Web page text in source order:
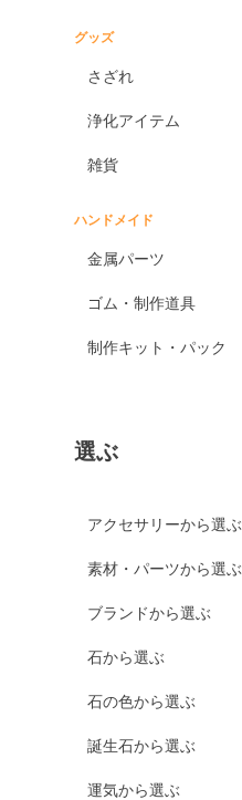
グッズ
さざれ
浄化アイテム
雑貨
ハンドメイド
金属パーツ
ゴム・制作道具
制作キット・パック
選ぶ
アクセサリーから選ぶ
素材・パーツから選ぶ
ブランドから選ぶ
石から選ぶ
石の色から選ぶ
誕生石から選ぶ
運気から選ぶ